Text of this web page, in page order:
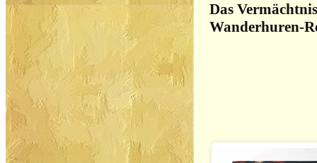
Das
Wanderhuren-